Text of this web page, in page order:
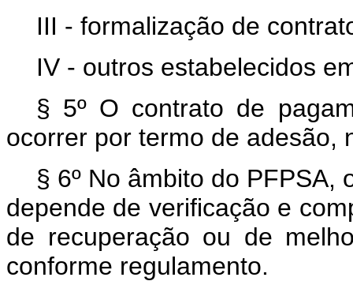
III - formalização de
IV - outros estabelecidos
§ 5º O contrato de
ocorrer por termo de adesão,
§ 6º No âmbito do PFPSA,
depende de verificação e
de recuperação ou de
conforme regulamento.